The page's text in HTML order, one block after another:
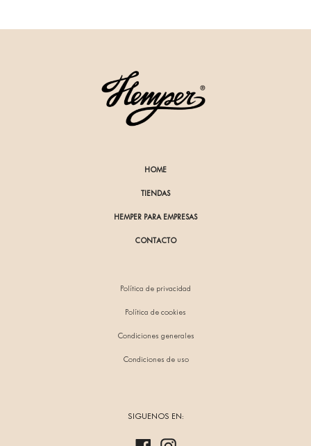
HOME
TIENDAS
HEMPER PARA EMPRESAS
CONTACTO
Política de privacidad
Política de cookies
Condiciones generales
Condiciones de uso
SIGUENOS EN: